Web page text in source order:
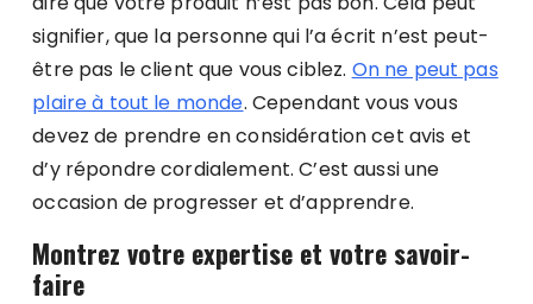
signifier, que la personne qui l’a écrit n’est peut-
être pas le client que vous ciblez. On ne peut pas
plaire à tout le monde. Cependant vous vous
devez de prendre en considération cet avis et
d’y répondre cordialement. C’est aussi une
occasion de progresser et d’apprendre.
Montrez votre expertise et votre savoir-
faire